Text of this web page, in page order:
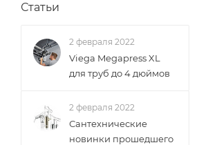
Статьи
2 февраля 2022
Viega Megapress XL
для труб до 4 дюймов
2 февраля 2022
Сантехнические
новинки прошедшего